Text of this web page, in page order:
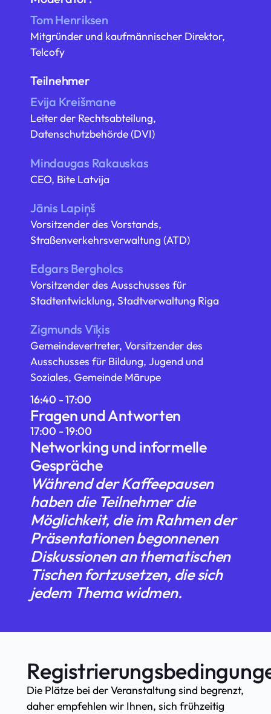
Tom Henriksen
Mitgründer und kaufmännischer Direktor,
Telcofy
Teilnehmer
Evija Kreišmane
Leiter der Rechtsabteilung,
Datenschutzbehörde (DVI)
Mindaugas Rakauskas
CEO, Bite Latvija
Jānis Lapiņš
Vorsitzender des Vorstands,
Straßenverkehrsverwaltung (ATD)
Edgars Bergholcs
Vorsitzender des Ausschusses für
Stadtentwicklung, Stadtverwaltung Riga
Zigmunds Vīķis
Gemeindevertreter, Vorsitzender des
Ausschusses für Bildung, Jugend und
Soziales, Gemeinde Mārupe
16:40 - 17:00
Fragen und Antworten
17:00 - 19:00
Networking und informelle
Gespräche
Während der Kaffeepausen
haben die Teilnehmer die
Möglichkeit, die im Rahmen der
Präsentationen begonnenen
Diskussionen an thematischen
Tischen fortzusetzen, die sich
jedem Thema widmen.
Die Plätze bei der Veranstaltung sind begrenzt,
daher empfehlen wir Ihnen, sich frühzeitig